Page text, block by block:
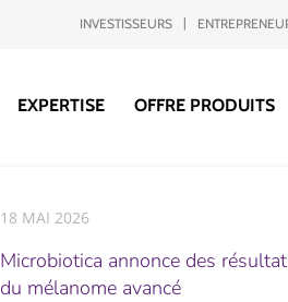
INVESTISSEURS
EXPERTISE OFFRE PRODUITS
18 MAI 2026
Microbiotica annonce des
du mélanome avancé